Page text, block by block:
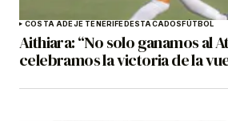
COSTA ADEJE TENERIFEDESTACADOSFÚTBOL
Aithiara: “No solo ganamos al
celebramos la victoria de la